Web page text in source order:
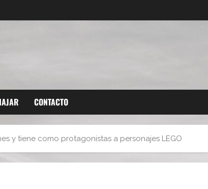
CONTACTO
y tiene como protagonistas a personajes LEGO